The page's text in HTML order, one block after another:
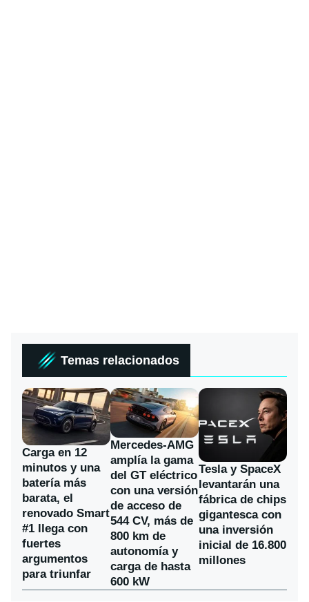
Temas relacionados
Carga en 12
minutos y una
batería más
barata, el
renovado Smart
#1 llega con
fuertes
argumentos
para triunfar
Mercedes-AMG
amplía la gama
del GT eléctrico
con una versión
de acceso de
544 CV, más de
800 km de
autonomía y
carga de hasta
600 kW
Tesla y SpaceX
levantarán una
fábrica de chips
gigantesca con
una inversión
inicial de 16.800
millones